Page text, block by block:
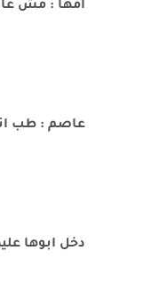
امها : مش
عاصم : طب انا
دخل ابوها